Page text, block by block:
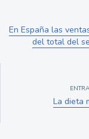
En España las
del total del
La dieta